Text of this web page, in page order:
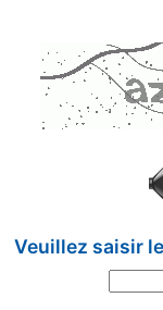
Veuillez saisir